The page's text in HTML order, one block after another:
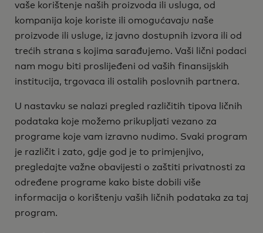
vaše korištenje naših proizvoda ili usluga, od
kompanija koje koriste ili omogućavaju naše
proizvode ili usluge, iz javno dostupnih izvora ili od
trećih strana s kojima sarađujemo. Vaši lični podaci
nam mogu biti proslijeđeni od vaših finansijskih
institucija, trgovaca ili ostalih poslovnih partnera.
U nastavku se nalazi pregled različitih tipova ličnih
podataka koje možemo prikupljati vezano za
programe koje vam izravno nudimo. Svaki program
je različit i zato, gdje god je to primjenjivo,
pregledajte važne obavijesti o zaštiti privatnosti za
određene programe kako biste dobili više
informacija o korištenju vaših ličnih podataka za taj
program.